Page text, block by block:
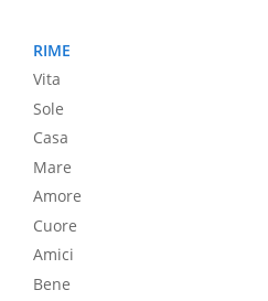
RIME
Vita
Sole
Casa
Mare
Amore
Cuore
Amici
Bene